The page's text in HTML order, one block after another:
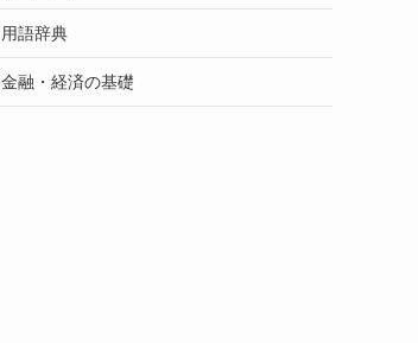
用語辞典
金融・経済の基礎